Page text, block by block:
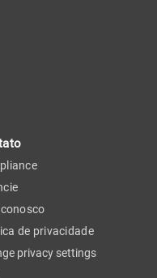
de privacidade
privacy settings